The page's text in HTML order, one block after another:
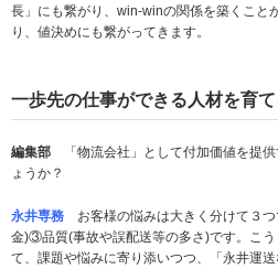
長」にも繋がり、win-winの関係を築くこと
り、値決めにも繋がってきます。
一歩先の仕事ができる人材を育て
編集部 「物流会社」として付加価値を提
ょうか？
永井専務 お客様の悩みは大きく分けて３
金)③品質(事故や誤配送等の多さ)です。こ
て、課題や悩みに寄り添いつつ、「永井運